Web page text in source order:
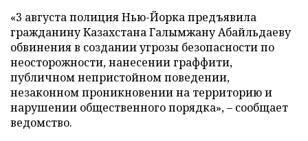
«3 августа полиция Нью-Йорка предъявила
гражданину Казахстана Галымжану Абайльдаеву
обвинения в создании угрозы безопасности по
неосторожности, нанесении граффити,
публичном непристойном поведении,
незаконном проникновении на территорию и
нарушении общественного порядка», – сообщает
ведомство.